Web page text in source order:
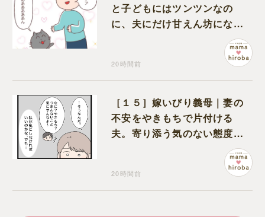
と子どもにはツンツンなの
に、夫にだけ甘えん坊になる
20時間前
［１５］嫁いびり義母｜妻の
不安をやきもちで片付ける
夫。寄り添う気のない態度に
20時間前